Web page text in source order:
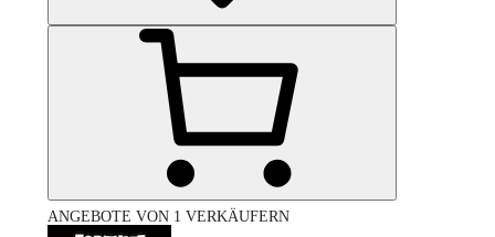
ANGEBOTE VON 1 VERKÄUFERN